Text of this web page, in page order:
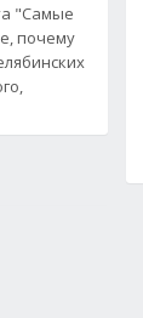
"Самые
почему